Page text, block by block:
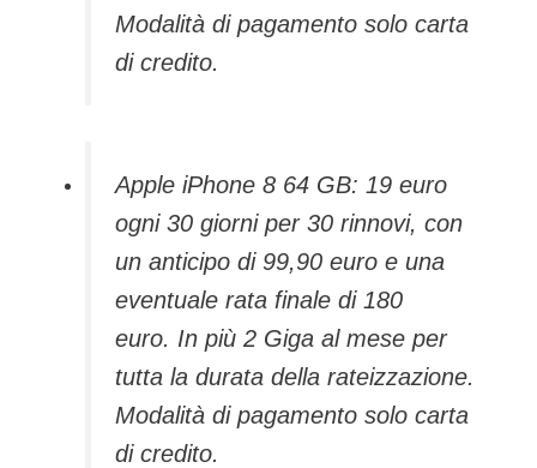
Modalità di pagamento solo carta
di credito.
Apple iPhone 8 64 GB: 19 euro
ogni 30 giorni per 30 rinnovi, con
un anticipo di 99,90 euro e una
eventuale rata finale di 180
euro. In più 2 Giga al mese per
tutta la durata della rateizzazione.
Modalità di pagamento solo carta
di credito.